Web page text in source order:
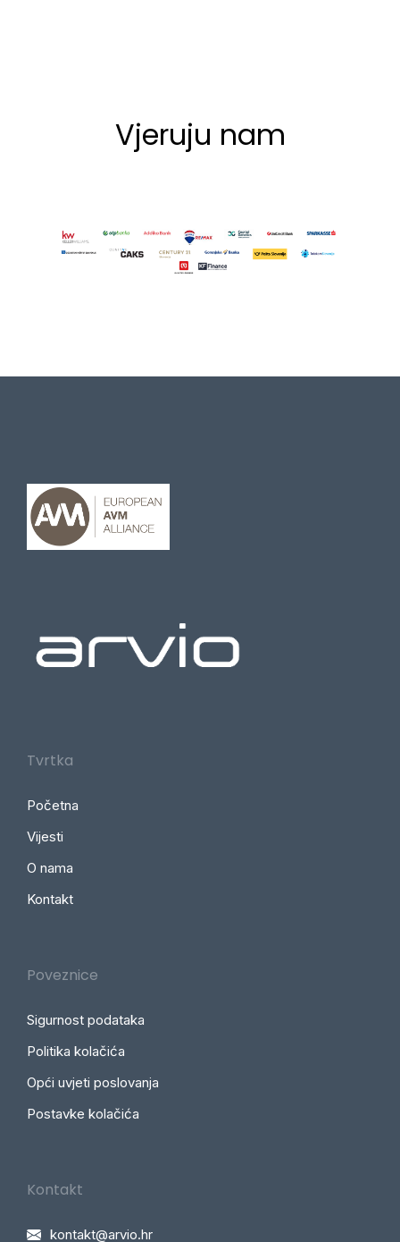
Vjeruju nam
Tvrtka
Početna
Vijesti
O nama
Kontakt
Poveznice
Sigurnost podataka
Politika kolačića
Opći uvjeti poslovanja
Postavke kolačića
Kontakt
kontakt@arvio.hr